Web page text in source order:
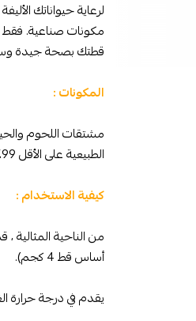
لرعاية حيواناتك
مكونات صناعية. فقط
قطتك بصحة جيدة
المكونات :
الطبيعية على الأقل 99٪
كيفية الاستخدام :
أساس قط 4 كجم).
يقدم في درجة حرارة